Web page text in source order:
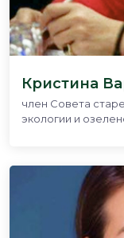
Кристина
член Совета
экологии и